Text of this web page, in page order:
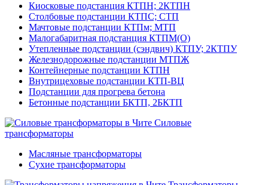
Киосковые подстанция КТПН; 2КТПН
Столбовые подстанции КТПС; СТП
Мачтовые подстанции КТПм; МТП
Малогабаритная подстанция КТПМ(О)
Утепленные подстанции (сэндвич) КТПУ; 2КТПУ
Железнодорожные подстанции МТПЖ
Контейнерные подстанции КТПН
Внутрицеховые подстанции КТП-ВЦ
Подстанции для прогрева бетона
Бетонные подстанции БКТП, 2БКТП
Силовые
трансформаторы
Масляные трансформаторы
Сухие трансформаторы